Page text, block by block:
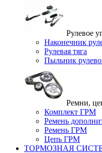
Рулевое
Наконечник
Рулевая тяга
Пыльник
Ремни,
Комплект ГРМ
Ремень
Ремень ГРМ
Цепь ГРМ
ТОРМОЗНАЯ